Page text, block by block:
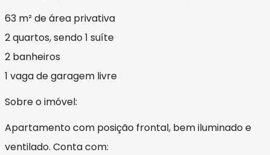
63 m² de área privativa
2 quartos, sendo 1 suíte
2 banheiros
1 vaga de garagem livre
Sobre o imóvel:
Apartamento com posição frontal, bem iluminado e
ventilado. Conta com: